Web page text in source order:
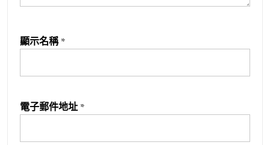
顯示名稱 *
電子郵件地址 *